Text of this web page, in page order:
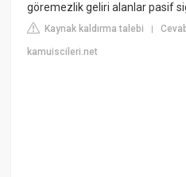
göremezlik geliri alanlar pasif
Kaynak kaldırma talebi |
kamuiscileri.net